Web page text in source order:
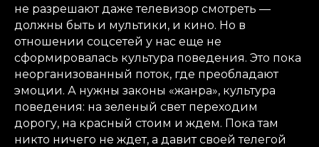
не разрешают даже телевизор смотреть —
должны быть и мультики, и кино. Но в
отношении соцсетей у нас еще не
сформировалась культура поведения. Это пока
неорганизованный поток, где преобладают
эмоции. А нужны законы «жанра», культура
поведения: на зеленый свет переходим
дорогу, на красный стоим и ждем. Пока там
никто ничего не ждет, а давит своей телегой